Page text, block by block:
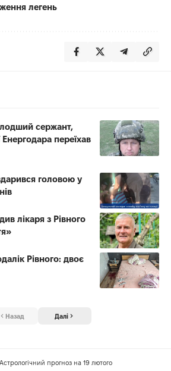
легень
сержант,
Енергодара переїхав
головою у
лікаря з Рівного
Рівного: двоє
Назад Далі
Астрологічний прогноз на 19 лютого